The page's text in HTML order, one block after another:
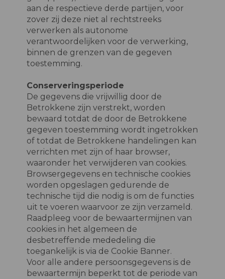
aan de respectieve derde partijen, voor
zover zij deze niet al rechtstreeks
verwerken als autonome
verantwoordelijken voor de verwerking,
binnen de grenzen van de gegeven
toestemming.
Conserveringsperiode
De gegevens die vrijwillig door de
Betrokkene zijn verstrekt, worden
bewaard totdat de door de Betrokkene
gegeven toestemming wordt ingetrokken
of totdat de Betrokkene handelingen kan
verrichten met zijn of haar browser,
waaronder het verwijderen van cookies.
Browsergegevens en technische cookies
worden opgeslagen gedurende de
technische tijd die nodig is om de functies
uit te voeren waarvoor ze zijn verzameld.
Raadpleeg voor de bewaartermijnen van
cookies in het algemeen de
desbetreffende mededeling die
toegankelijk is via de Cookie Banner.
Voor alle andere persoonsgegevens is de
bewaartermijn beperkt tot de periode van